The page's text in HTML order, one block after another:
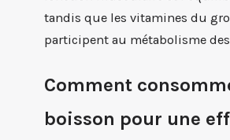
tandis que les vitamines du
participent au métabolisme
Comment
boisson pour une